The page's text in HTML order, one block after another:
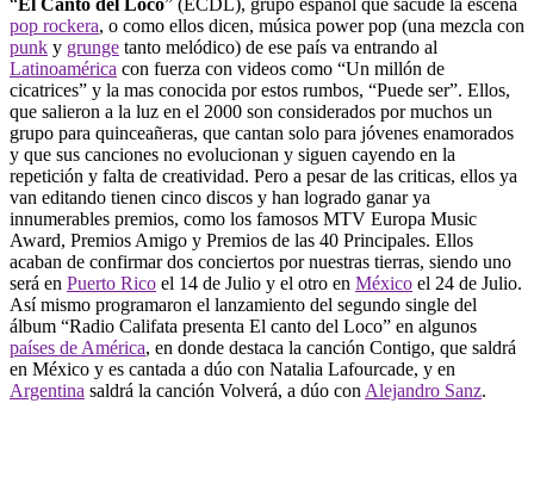
“El Canto del Loco” (ECDL), grupo español que sacude la escena
pop rockera, o como ellos dicen, música power pop (una mezcla con
punk y grunge tanto melódico) de ese país va entrando al
Latinoamérica con fuerza con videos como “Un millón de
cicatrices” y la mas conocida por estos rumbos, “Puede ser”. Ellos,
que salieron a la luz en el 2000 son considerados por muchos un
grupo para quinceañeras, que cantan solo para jóvenes enamorados
y que sus canciones no evolucionan y siguen cayendo en la
repetición y falta de creatividad. Pero a pesar de las criticas, ellos ya
van editando tienen cinco discos y han logrado ganar ya
innumerables premios, como los famosos MTV Europa Music
Award, Premios Amigo y Premios de las 40 Principales. Ellos
acaban de confirmar dos conciertos por nuestras tierras, siendo uno
será en Puerto Rico el 14 de Julio y el otro en México el 24 de Julio.
Así mismo programaron el lanzamiento del segundo single del
álbum “Radio Califata presenta El canto del Loco” en algunos
países de América, en donde destaca la canción Contigo, que saldrá
en México y es cantada a dúo con Natalia Lafourcade, y en
Argentina saldrá la canción Volverá, a dúo con Alejandro Sanz.